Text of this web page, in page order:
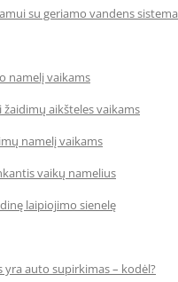
su geriamo vandens sistema
namelį vaikams
aikšteles vaikams
namelį vaikams
vaikų namelius
laipiojimo sienelę
yra auto supirkimas – kodėl?